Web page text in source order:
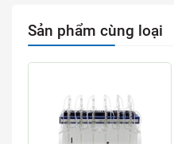
Sản phẩm cùng loại